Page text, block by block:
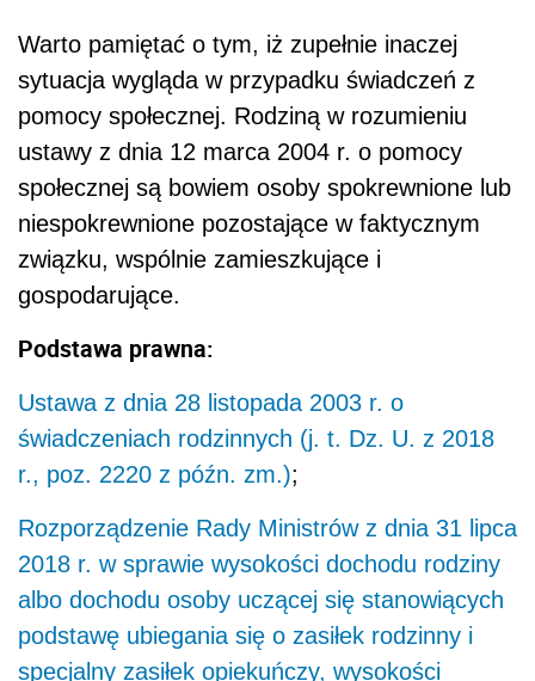
Warto pamiętać o tym, iż zupełnie inaczej
sytuacja wygląda w przypadku świadczeń z
pomocy społecznej. Rodziną w rozumieniu
ustawy z dnia 12 marca 2004 r. o pomocy
społecznej są bowiem osoby spokrewnione lub
niespokrewnione pozostające w faktycznym
związku, wspólnie zamieszkujące i
gospodarujące.
Podstawa prawna:
Ustawa z dnia 28 listopada 2003 r. o
świadczeniach rodzinnych (j. t. Dz. U. z 2018
r., poz. 2220 z późn. zm.);
Rozporządzenie Rady Ministrów z dnia 31 lipca
2018 r. w sprawie wysokości dochodu rodziny
albo dochodu osoby uczącej się stanowiących
podstawę ubiegania się o zasiłek rodzinny i
specjalny zasiłek opiekuńczy, wysokości